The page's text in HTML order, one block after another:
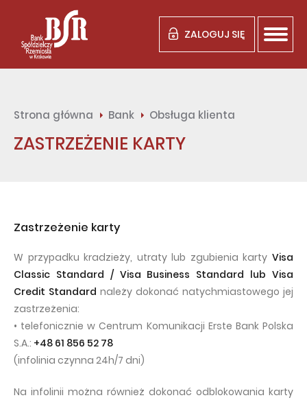
ZALOGUJ SIĘ
Strona główna Bank Obsługa klienta
ZASTRZEŻENIE KARTY
Zastrzeżenie karty
W przypadku kradzieży, utraty lub zgubienia karty Visa
Classic Standard / Visa Business Standard lub Visa
Credit Standard należy dokonać natychmiastowego jej
zastrzeżenia:
• telefonicznie w Centrum Komunikacji Erste Bank Polska
S.A.: +48 61 856 52 78
(infolinia czynna 24h/7 dni)
Na infolinii można również dokonać odblokowania karty